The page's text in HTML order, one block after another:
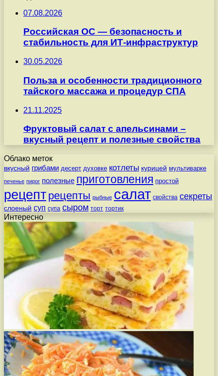
07.08.2026
Российская ОС — безопасность и
стабильность для ИТ-инфраструктур
30.05.2026
Польза и особенности традиционного
тайского массажа и процедур СПА
21.11.2025
Фруктовый салат с апельсинами –
вкусный рецепт и полезные свойства
Облако меток
вкусный грибами десерт духовке котлеты курицей мультиварке
печенье пирог полезные приготовления простой
рецепт рецепты рыбные салат свойства секреты
слоеный суп супа сыром торт тортик
Интересно